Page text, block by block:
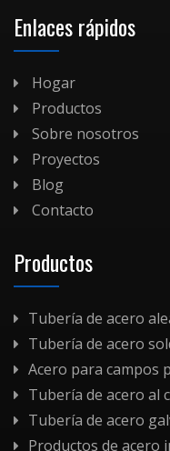
Enlaces rápidos
Hogar
Productos
Sobre nosotros
Proyectos
Blog
Contacto
Productos
Tubería de acero
Tubería de acero
Acero para campos
Tubería de acero al
Tubería de acero
Productos de acero